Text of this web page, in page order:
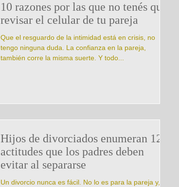
10 razones por las que no tenés que
revisar el celular de tu pareja
Que el resguardo de la intimidad está en crisis, no
tengo ninguna duda. La confianza en la pareja,
también corre la misma suerte. Y todo...
Hijos de divorciados enumeran 12
actitudes que los padres deben
evitar al separarse
Un divorcio nunca es fácil. No lo es para la pareja y,